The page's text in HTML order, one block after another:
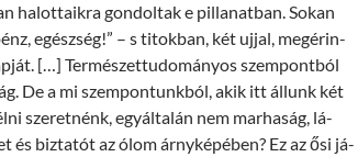
ha­lot­ta­ik­ra gon­dol­tak e pil­la­nat­ban. So­kan
egész­ség!” – s ti­tok­ban, két uj­jal, meg­érin­
[…] Ter­mé­szet­tu­do­má­nyos szem­pont­ból
De a mi szem­pon­tunk­ból, akik itt ál­lunk két
sze­ret­nénk, egy­ál­ta­lán nem mar­ha­ság, lá­
és biz­ta­tót az ólom árny­kép­ében? Ez az ősi já­